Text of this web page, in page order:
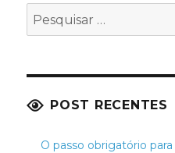
Pesquisar
POST RECENTES
O passo obrigatório